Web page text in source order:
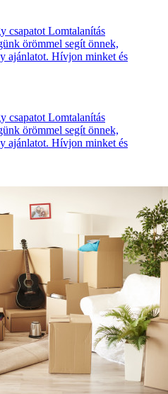
csapatot Lomtalanítás
örömmel segít önnek,
ajánlatot. Hívjon minket és
csapatot Lomtalanítás
örömmel segít önnek,
ajánlatot. Hívjon minket és